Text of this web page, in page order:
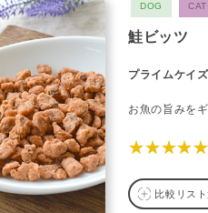
DOG CAT
鮭ビッツ
プライムケイズ
お魚の旨みを
★★★★★
比較リス